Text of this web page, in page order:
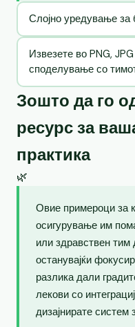
Слојно уредување за
Извезете во PNG,
споделување со
Зошто да го
ресурс за
практика
🌿
Овие примероци за
осигурување им
или здравствен тим
останувајќи
разлика дали
лекови со
дизајнирате систем